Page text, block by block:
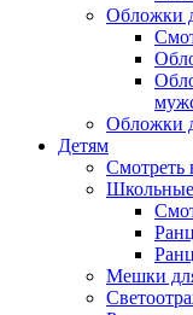
Обложки
Обложки
Детям
Смотреть
Мешки